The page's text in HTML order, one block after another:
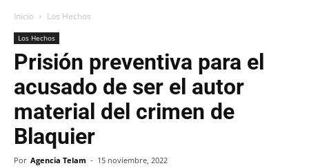
Inicio Los Hechos
Los Hechos
Prisión preventiva para el
acusado de ser el autor
material del crimen de
Blaquier
Por Agencia Telam - 15 noviembre, 2022